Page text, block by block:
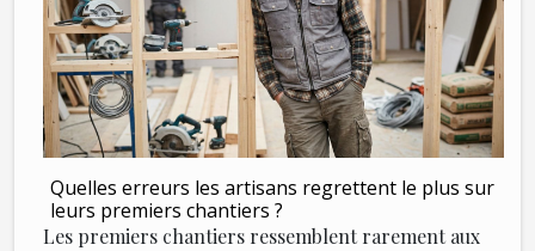
Quelles erreurs les artisans regrettent le plus sur
leurs premiers chantiers ?
Les premiers chantiers ressemblent rarement aux